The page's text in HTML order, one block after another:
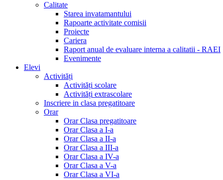
Calitate
Starea invatamantului
Rapoarte activitate comisii
Proiecte
Cariera
Raport anual de evaluare interna a calitatii - RAEI
Evenimente
Elevi
Activități
Activități scolare
Activități extrascolare
Inscriere in clasa pregatitoare
Orar
Orar Clasa pregatitoare
Orar Clasa a I-a
Orar Clasa a II-a
Orar Clasa a III-a
Orar Clasa a IV-a
Orar Clasa a V-a
Orar Clasa a VI-a